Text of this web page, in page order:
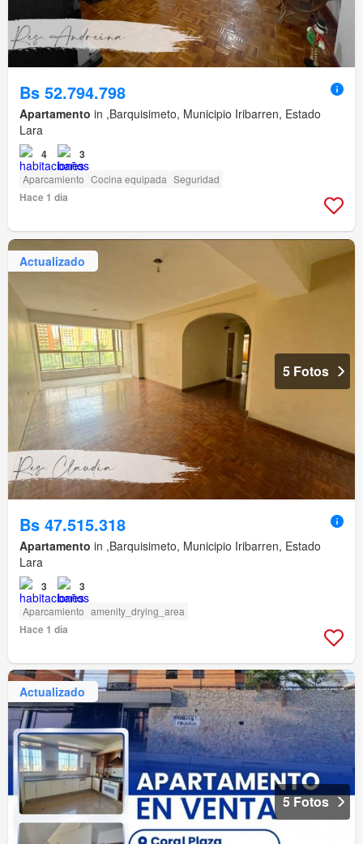
Bs 52.794.798
Apartamento in ,Barquisimeto, Municipio Iribarren, Estado
Lara
4 3
Aparcamiento Cocina equipada Seguridad
Hace 1 día
Actualizado
5 Fotos
Bs 47.515.318
Apartamento in ,Barquisimeto, Municipio Iribarren, Estado
Lara
3 3
Aparcamiento amenity_drying_area
Hace 1 día
Actualizado
5 Fotos